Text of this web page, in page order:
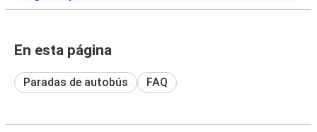
En esta página
Paradas de autobús FAQ